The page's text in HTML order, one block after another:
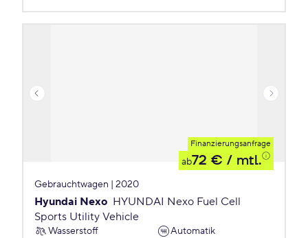
Finanzierungsanfrage
ab72 € / mtl.
Gebrauchtwagen | 2020
Hyundai Nexo HYUNDAI Nexo Fuel Cell
Sports Utility Vehicle
Wasserstoff
Automatik